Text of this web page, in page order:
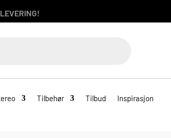
Tilbehør Tilbud
Inspirasjon